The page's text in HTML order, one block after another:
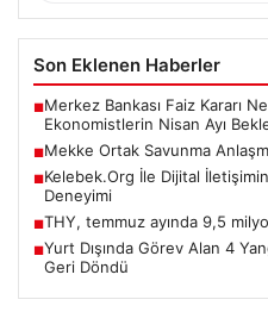
Son Eklenen Haberler
■Merkez Bankası Faiz Kararı
Ekonomistlerin Nisan Ayı
■Mekke Ortak Savunma
■Kelebek.Org İle Dijital
Deneyimi
■THY, temmuz ayında 9,5
■Yurt Dışında Görev Alan 4
Geri Döndü